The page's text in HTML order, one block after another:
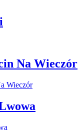
Na Wieczór